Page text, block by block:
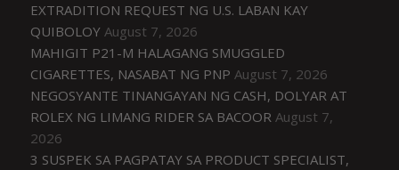
EXTRADITION REQUEST NG U.S. LABAN KAY
QUIBOLOY August 7, 2026
MAHIGIT P21-M HALAGANG SMUGGLED
CIGARETTES, NASABAT NG PNP August 7, 2026
NEGOSYANTE TINANGAYAN NG CASH, DOLYAR AT
ROLEX NG LIMANG RIDER SA BACOOR August 7,
2026
3 SUSPEK SA PAGPATAY SA PRODUCT SPECIALIST,